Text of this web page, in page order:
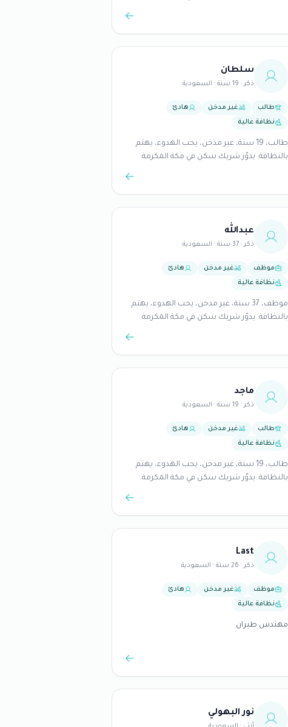
سلطان
ذكر · 19 سنة · السعودية
طالب غير مدخن
هادئ
نظافة عالية
طالب، 19 سنة، غير مدخن، يحب الهدوء، يهتم
بالنظافة. يدوّر شريك سكن في مكة المكرمة.
عبدالله
ذكر · 37 سنة · السعودية
موظف غير مدخن
هادئ
نظافة عالية
موظف، 37 سنة، غير مدخن، يحب الهدوء، يهتم
بالنظافة. يدوّر شريك سكن في مكة المكرمة.
ماجد
ذكر · 19 سنة · السعودية
طالب غير مدخن
هادئ
نظافة عالية
طالب، 19 سنة، غير مدخن، يحب الهدوء، يهتم
بالنظافة. يدوّر شريك سكن في مكة المكرمة.
Last
ذكر · 26 سنة · السعودية
موظف غير مدخن
هادئ
نظافة عالية
مهندس طيران
نور البهولي